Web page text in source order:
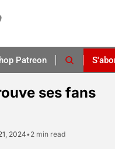
Patreon
ses fans
2024•2 min read